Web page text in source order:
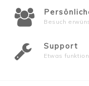
Besuch
Support
Etwas